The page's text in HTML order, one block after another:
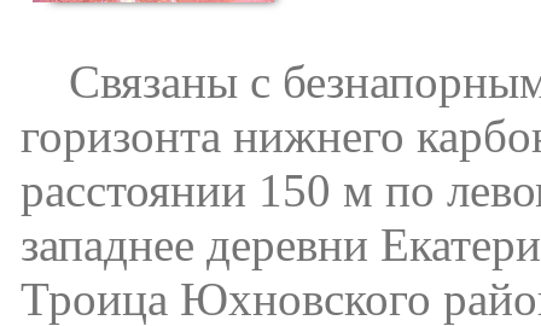
Связаны с
горизонта нижнего
расстоянии 150 м по
западнее деревни
Троица Юхновского